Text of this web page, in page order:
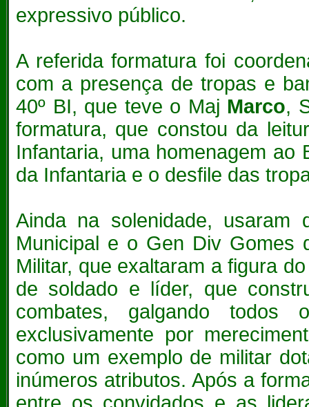
expressivo público.
A referida formatura foi
com a presença de tropas e
40º BI, que teve o Maj Marco,
formatura, que constou da
Infantaria, uma homenagem ao
da Infantaria e o desfile das
Ainda na solenidade,
Municipal e o Gen Div Gomes
Militar, que exaltaram a figura
de soldado e líder, que
combates, galgando
exclusivamente por
como um exemplo de militar
inúmeros atributos. Após a